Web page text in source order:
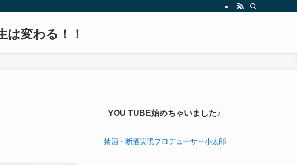
は変わる！！
YOU TUBE始めちゃいました♪
禁酒・断酒実現プロデューサー小太郎